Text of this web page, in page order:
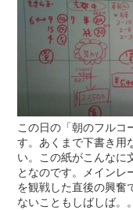
この日の「朝のフルコ
す。あくまで下書き用
い。この紙がこんなに
となのです。メインレ
を観戦した直後の興奮
ないこともしばしば。